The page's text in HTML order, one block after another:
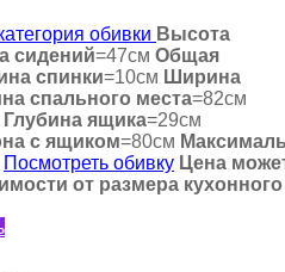
обивки Высота
сидений=47см Общая
спинки=10см Ширина
спального места=82см
Глубина ящика=29см
с ящиком=80см
Посмотреть обивку Цена
от размера кухонного